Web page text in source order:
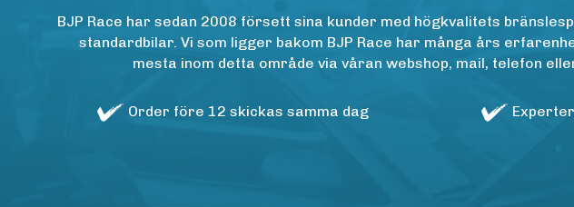
BJP Race har sedan 2008 försett sina kunder med högkvalitets
standardbilar. Vi som ligger bakom BJP Race har många års
mesta inom detta område via våran webshop, mail, telefon
Order före 12 skickas samma dag